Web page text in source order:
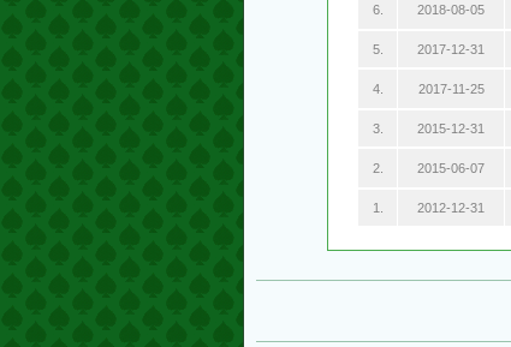
6. 2018-08-05
5. 2017-12-31
4. 2017-11-25
3. 2015-12-31
2. 2015-06-07
1. 2012-12-31